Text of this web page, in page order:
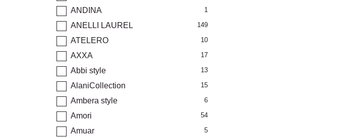
ANDINA 1
ANELLI LAUREL 149
ATELERO 10
AXXA 17
Abbi style 13
AlaniCollection 15
Ambera style 6
Amori 54
Amuar 5